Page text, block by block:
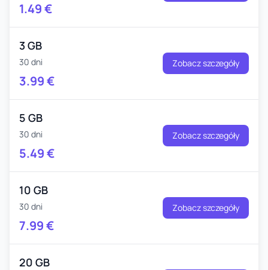
1.49€
3 GB
30 dni
3.99€
Zobacz szczegóły
5 GB
30 dni
5.49€
Zobacz szczegóły
10 GB
30 dni
7.99€
Zobacz szczegóły
20 GB